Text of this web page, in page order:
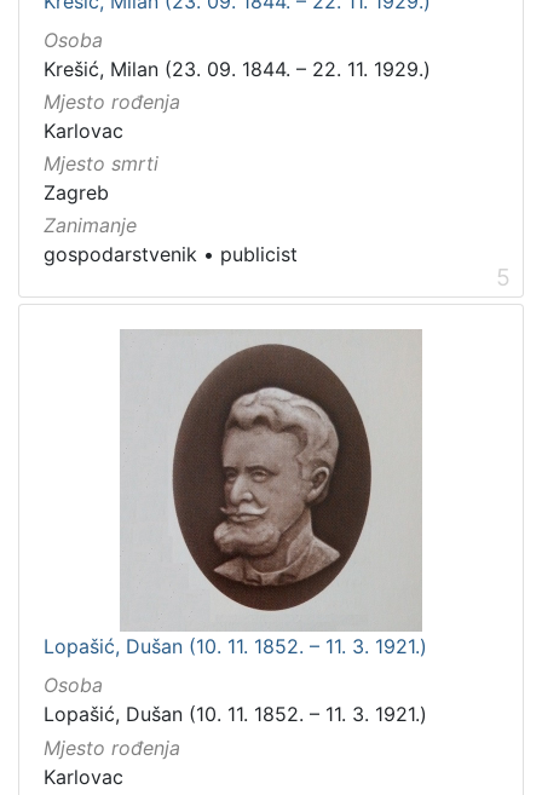
Osoba
Krešić, Milan (23. 09. 1844. – 22. 11. 1929.)
Mjesto rođenja
Karlovac
Mjesto smrti
Zagreb
Zanimanje
gospodarstvenik • publicist
5
Lopašić, Dušan (10. 11. 1852. – 11. 3. 1921.)
Osoba
Lopašić, Dušan (10. 11. 1852. – 11. 3. 1921.)
Mjesto rođenja
Karlovac